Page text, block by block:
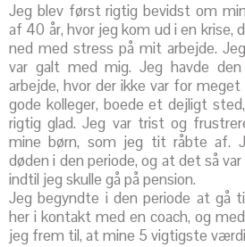
Jeg blev først rigtig bevidst om
af 40 år, hvor jeg kom ud i en krise,
ned med stress på mit arbejde.
var galt med mig. Jeg havde
arbejde, hvor der ikke var for
gode kolleger, boede et dejligt
rigtig glad. Jeg var trist og
mine børn, som jeg tit råbte af.
døden i den periode, og at det så
indtil jeg skulle gå på pension.
Jeg begyndte i den periode at gå
her i kontakt med en coach, og
jeg frem til, at mine 5 vigtigste